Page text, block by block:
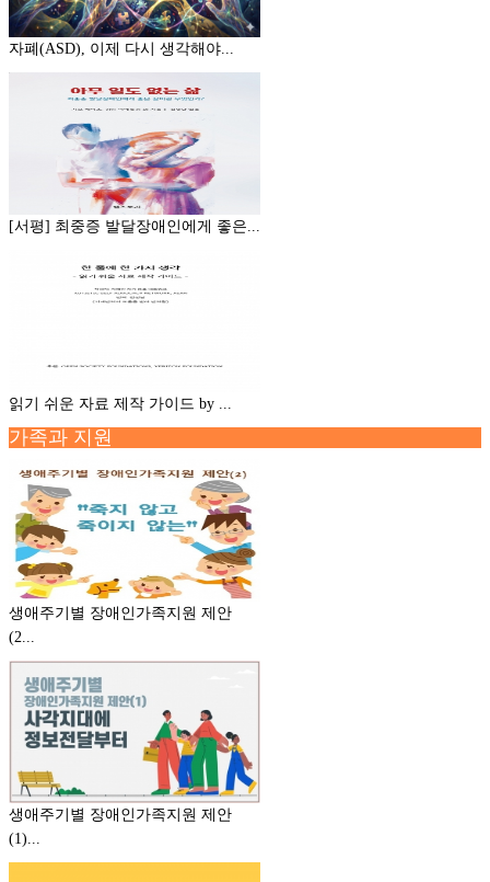
자폐(ASD), 이제 다시 생각해야...
[서평] 최중증 발달장애인에게 좋은...
읽기 쉬운 자료 제작 가이드 by ...
가족과 지원
생애주기별 장애인가족지원 제안
(2...
생애주기별 장애인가족지원 제안
(1)...